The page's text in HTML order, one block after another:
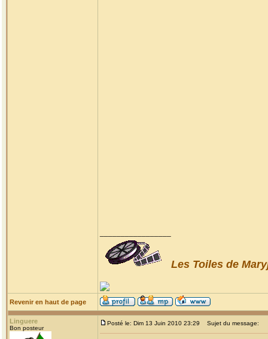
Les Toiles de
Revenir en haut de page
Linguere
Bon posteur
Posté le: Dim 13 Juin 2010 23:29 Sujet du message: